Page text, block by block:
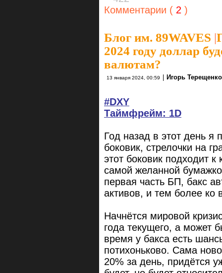
Комментарии ( 2 )
Блог им. 89WAVES |
2024 году доллар
валютам?
13 января 2024, 00:59 | Игорь
#DXY
Таймфрейм: 1D
Год назад в этот день я
боковик, стрелочки на
этот боковик подходит
самой желанной
первая часть БП, бакс
активов, и тем более
Начнётся мировой
года текущего, а может
время у бакса есть
потихоньково. Сама
20% за день, придётся